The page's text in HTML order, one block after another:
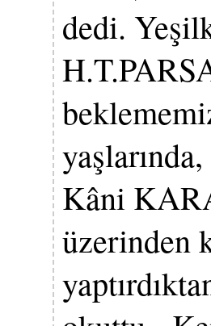
dedi.
Kâni
üzerinden